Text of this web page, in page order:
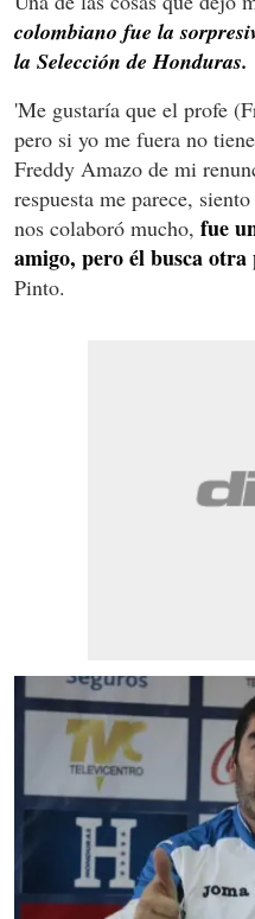
colombiano fue la
la Selección de Honduras.
'Me gustaría que el profe
pero si yo me fuera no
Freddy Amazo de mi
respuesta me parece,
nos colaboró mucho, fue
amigo, pero él busca
Pinto.